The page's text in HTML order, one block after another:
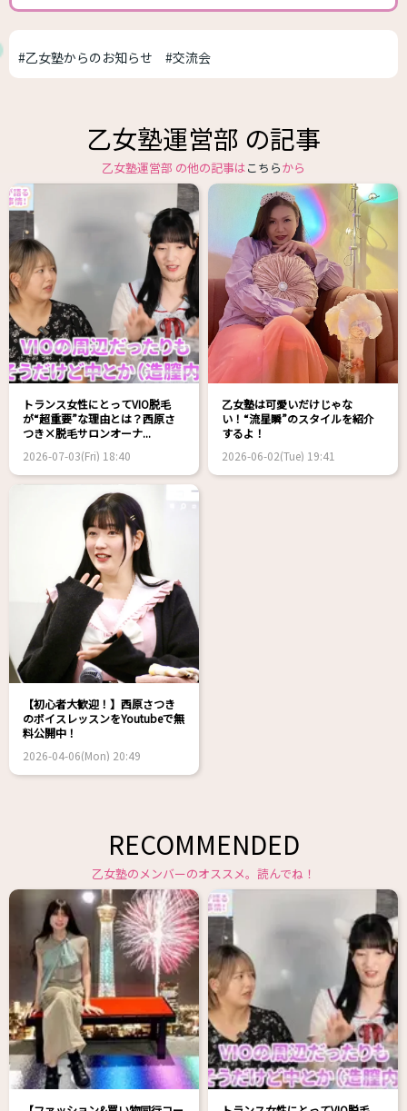
#乙女塾からのお知らせ #交流会
乙女塾運営部 の記事
乙女塾運営部 の他の記事はこちらから
トランス女性にとってVIO脱毛
が“超重要”な理由とは？西原さ
つき×脱毛サロンオーナ...
2026-07-03(Fri) 18:40
乙女塾は可愛いだけじゃな
い！“流星瞬”のスタイルを紹介
するよ！
2026-06-02(Tue) 19:41
【初心者大歓迎！】西原さつき
のボイスレッスンをYoutubeで無
料公開中！
2026-04-06(Mon) 20:49
RECOMMENDED
乙女塾のメンバーのオススメ。読んでね！